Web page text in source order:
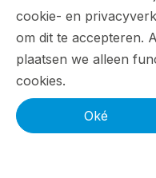
Meer boekingen
conversiedata
Slim budgetteren
reiscampagnes
Long tail keywords
cookie- en
om dit te accepteren.
plaatsen we alleen
cookies.
Oké